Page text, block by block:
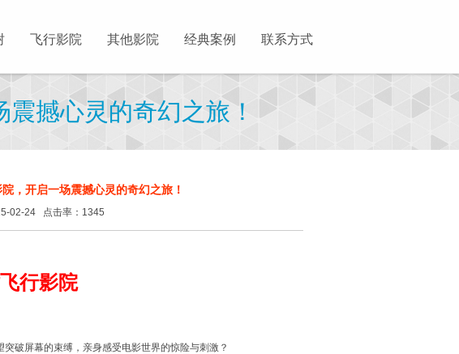
飞行影院 其他影院 经典案例 联系方式
撼心灵的奇幻之旅！
，开启一场震撼心灵的奇幻之旅！
02-24 点击率：1345
行影院
破屏幕的束缚，亲身感受电影世界的惊险与刺激？